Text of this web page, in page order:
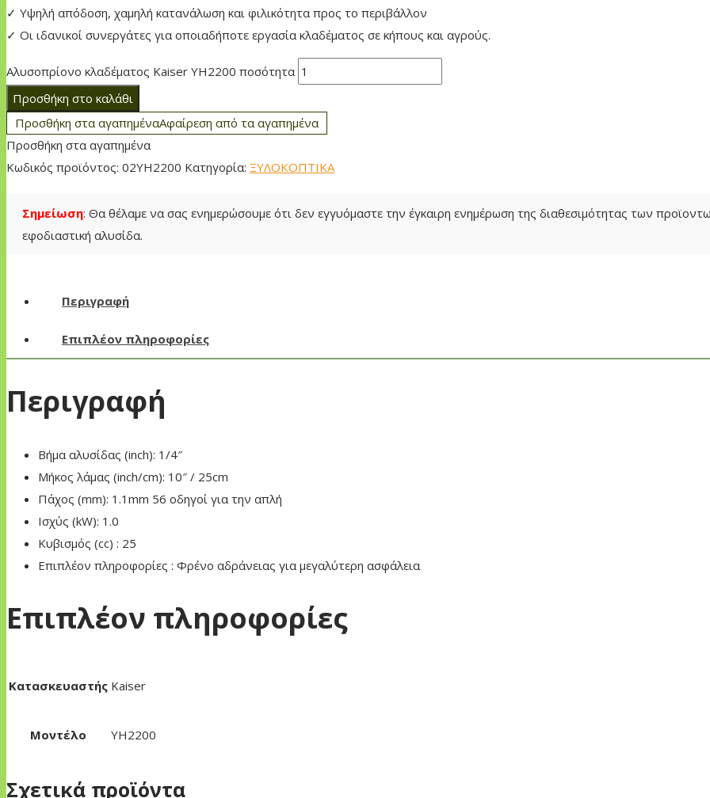
✓ Υψηλή απόδοση, χαμηλή κατανάλωση και φιλικότητα προς το περιβάλλον
✓ Οι ιδανικοί συνεργάτες για οποιαδήποτε εργασία κλαδέματος σε κήπους και αγρούς.
Σημείωση: Θα θέλαμε να σας ενημερώσουμε ότι δεν εγγυόμαστε την έγκαιρη ενημέρωση της διαθεσιμότητας των
εφοδιαστική αλυσίδα.
Αλυσοπρίονο κλαδέματος Kaiser YH2200 ποσότητα
Προσθήκη στο καλάθι
Προσθήκη στα αγαπημέναΑφαίρεση από τα αγαπημένα
Προσθήκη στα αγαπημένα
Κωδικός προϊόντος: 02YH2200 Κατηγορία: ΞΥΛΟΚΟΠΤΙΚΑ
Περιγραφή
Επιπλέον πληροφορίες
Περιγραφή
Βήμα αλυσίδας (inch): 1/4″
Μήκος λάμας (inch/cm): 10″ / 25cm
Πάχος (mm): 1.1mm 56 οδηγοί για την απλή
Ισχύς (kW): 1.0
Κυβισμός (cc) : 25
Επιπλέον πληροφορίες : Φρένο αδράνειας για μεγαλύτερη ασφάλεια
Επιπλέον πληροφορίες
Κατασκευαστής Kaiser
Μοντέλο YH2200
Σχετικά προϊόντα